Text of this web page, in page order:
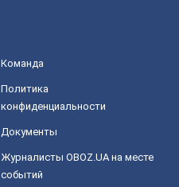
Команда
Политика
конфиденциальности
Документы
Журналисты OBOZ.UA на месте
событий